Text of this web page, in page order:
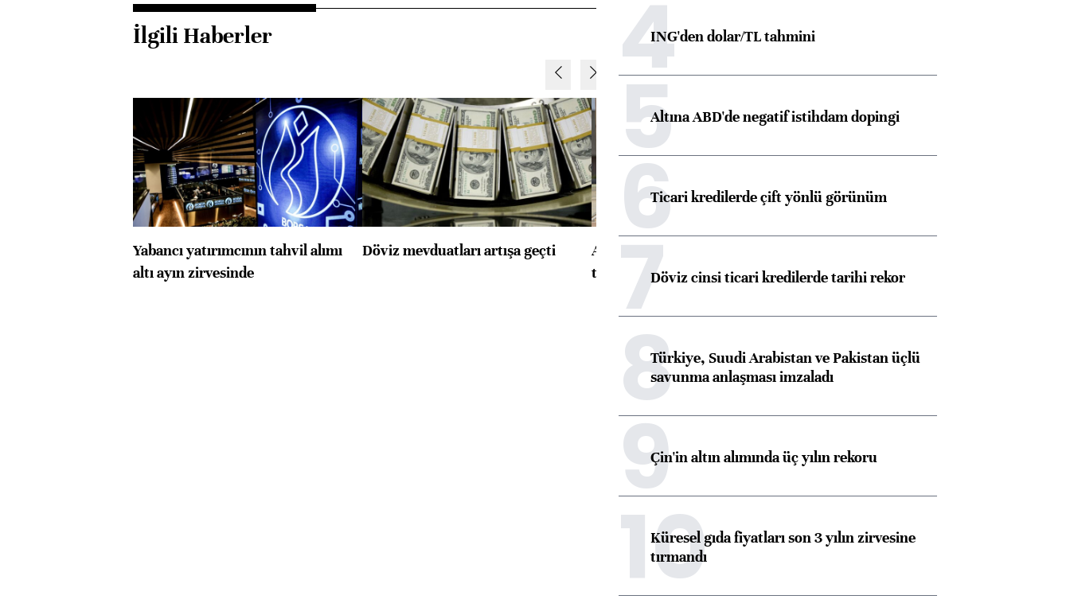
İlgili Haberler
Yabancı yatırımcının tahvil alımı
altı ayın zirvesinde
Döviz mevduatları artışa geçti
ABD'de konut başlangıçları
toparlandı
Almanya, Commerzbank
4ING'den dolar/TL tahmini
5Altına ABD'de negatif istihdam dopingi
6Ticari kredilerde çift yönlü görünüm
7Döviz cinsi ticari kredilerde tarihi rekor
8Türkiye, Suudi Arabistan ve Pakistan üçlü
savunma anlaşması imzaladı
9Çin'in altın alımında üç yılın rekoru
10
Küresel gıda fiyatları son 3 yılın zirvesine
tırmandı